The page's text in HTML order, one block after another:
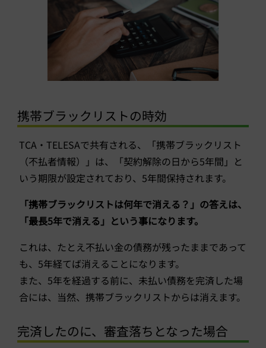
携帯ブラックリストの時効
TCA・TELESAで共有される、「携帯ブラックリスト
（不払者情報）」は、「契約解除の日から5年間」と
いう期限が設定されており、5年間保持されます。
「携帯ブラックリストは何年で消える？」の答えは、
「最長5年で消える」という事になります。
これは、たとえ不払い金の債務が残ったままであって
も、5年経てば消えることになります。
また、5年を経過する前に、未払い債務を完済した場
合には、当然、携帯ブラックリストからは消えます。
完済したのに、審査落ちとなった場合